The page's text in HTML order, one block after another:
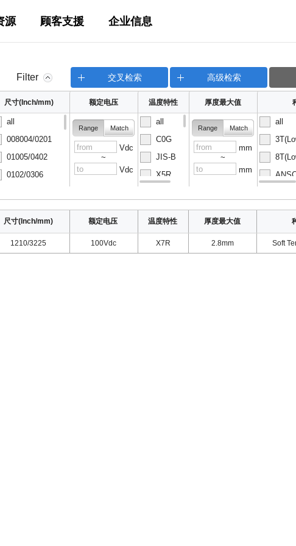
源 顾客支援 企业信息
Filter 交叉检索 高级检索
尺寸(Inch/mm)
all
008004/0201
01005/0402
0102/0306
额定电压
Range Match
Vdc
~
Vdc
温度特性
all
C0G
JIS-B
X5R
厚度最大值
Range Match
mm
~
mm
all
尺寸(Inch/mm) 额定电压 温度特性 厚度最大值
1210/3225 100Vdc X7R 2.8mm Soft